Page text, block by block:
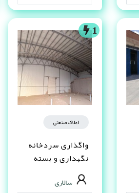
1
املاک صنعتی
واگذاری سردخانه
نگهداری و بسته
بندی خرما و
فراورده
سالاری